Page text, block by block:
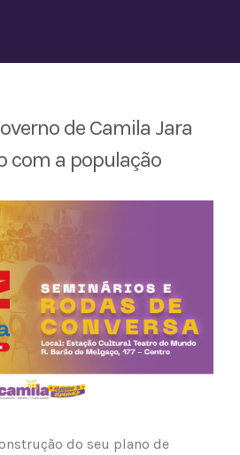
de Camila Jara
com a população
do seu plano de